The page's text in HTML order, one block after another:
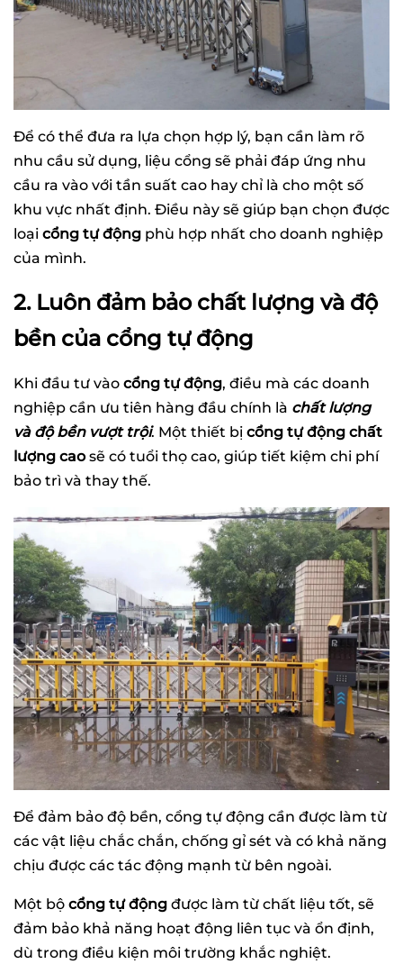
Để có thể đưa ra lựa chọn hợp lý, bạn cần làm rõ
nhu cầu sử dụng, liệu cổng sẽ phải đáp ứng nhu
cầu ra vào với tần suất cao hay chỉ là cho một số
khu vực nhất định. Điều này sẽ giúp bạn chọn được
loại cổng tự động phù hợp nhất cho doanh nghiệp
của mình.
2. Luôn đảm bảo chất lượng và độ
bền của cổng tự động
Khi đầu tư vào cổng tự động, điều mà các doanh
nghiệp cần ưu tiên hàng đầu chính là chất lượng
và độ bền vượt trội. Một thiết bị cổng tự động chất
lượng caosẽ có tuổi thọ cao, giúp tiết kiệm chi phí
bảo trì và thay thế.
Để đảm bảo độ bền, cổng tự động cần được làm từ
các vật liệu chắc chắn, chống gỉ sét và có khả năng
chịu được các tác động mạnh từ bên ngoài.
Một bộ cổng tự động được làm từ chất liệu tốt, sẽ
đảm bảo khả năng hoạt động liên tục và ổn định,
dù trong điều kiện môi trường khắc nghiệt.